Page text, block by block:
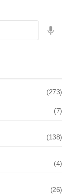
(273)
(7)
(138)
(4)
(26)